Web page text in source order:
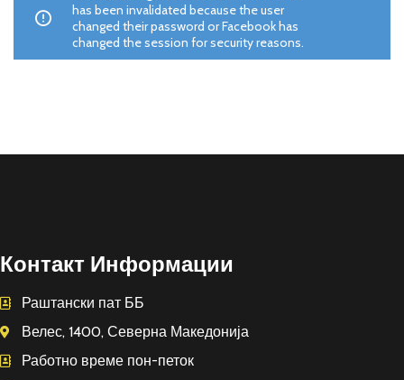
has been invalidated because the user
changed their password or Facebook has
changed the session for security reasons.
Контакт Информации
Раштански пат ББ
Велес, 1400, Северна Македонија
Работно време пон-петок